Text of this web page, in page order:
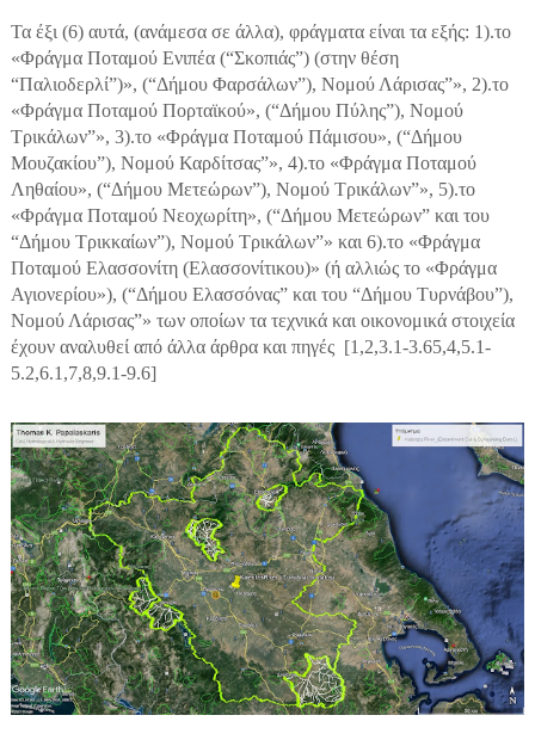
Τα έξι (6) αυτά, (ανάμεσα σε άλλα), φράγματα είναι τα εξής: 1).το
«Φράγμα Ποταμού Ενιπέα (“Σκοπιάς”) (στην θέση
“Παλιοδερλί”)», (“Δήμου Φαρσάλων”), Νομού Λάρισας”», 2).το
«Φράγμα Ποταμού Πορταϊκού», (“Δήμου Πύλης”), Νομού
Τρικάλων”», 3).το «Φράγμα Ποταμού Πάμισου», (“Δήμου
Μουζακίου”), Νομού Καρδίτσας”», 4).το «Φράγμα Ποταμού
Ληθαίου», (“Δήμου Μετεώρων”), Νομού Τρικάλων”», 5).το
«Φράγμα Ποταμού Νεοχωρίτη», (“Δήμου Μετεώρων” και του
“Δήμου Τρικκαίων”), Νομού Τρικάλων”» και 6).το «Φράγμα
Ποταμού Ελασσονίτη (Ελασσονίτικου)» (ή αλλιώς το «Φράγμα
Αγιονερίου»), (“Δήμου Ελασσόνας” και του “Δήμου Τυρνάβου”),
Νομού Λάρισας”» των οποίων τα τεχνικά και οικονομικά στοιχεία
έχουν αναλυθεί από άλλα άρθρα και πηγές [1,2,3.1-3.65,4,5.1-
5.2,6.1,7,8,9.1-9.6]